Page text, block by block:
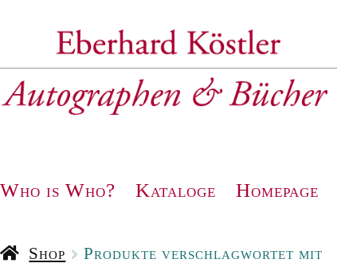
Navigation
Who is Who? Kataloge Homepage
Shop
Produkte verschlagwortet mit